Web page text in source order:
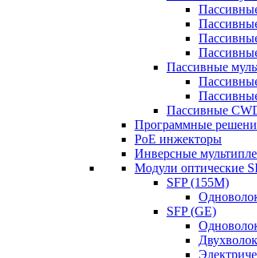
Пассивные
Пассивные
Программные
PoE инжекторы
Инверсные
Модули оптические
SFP (155M)
SFP (GE)